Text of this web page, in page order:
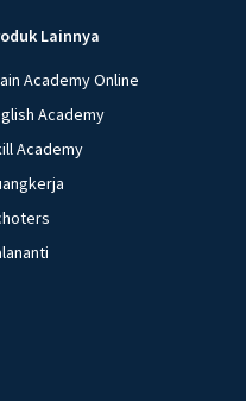
Lainnya
Academy Online
Academy
Academy